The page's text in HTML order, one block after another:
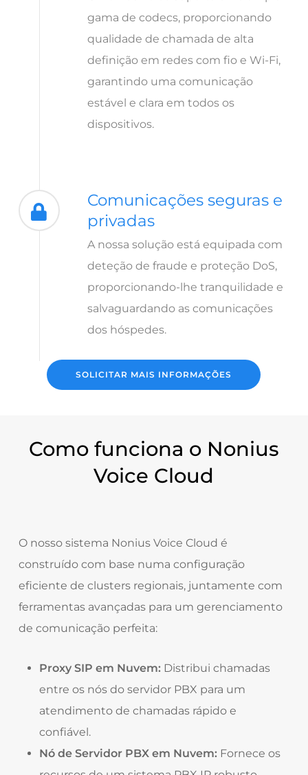
gama de codecs, proporcionando
qualidade de chamada de alta
definição em redes com fio e Wi-Fi,
garantindo uma comunicação
estável e clara em todos os
dispositivos.
Comunicações seguras e
privadas
A nossa solução está equipada com
deteção de fraude e proteção DoS,
proporcionando-lhe tranquilidade e
salvaguardando as comunicações
dos hóspedes.
SOLICITAR MAIS INFORMAÇÕES
Como funciona o Nonius
Voice Cloud
O nosso sistema Nonius Voice Cloud é
construído com base numa configuração
eficiente de clusters regionais, juntamente com
ferramentas avançadas para um gerenciamento
de comunicação perfeita:
Proxy SIP em Nuvem:Distribui chamadas
entre os nós do servidor PBX para um
atendimento de chamadas rápido e
confiável.
Nó de Servidor PBX em Nuvem:Fornece os